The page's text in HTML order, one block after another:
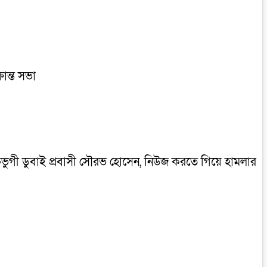
সভা
ডুবাই প্রবাসী সৌরভ হোসেন, নিউজ করতে গিয়ে হামলার